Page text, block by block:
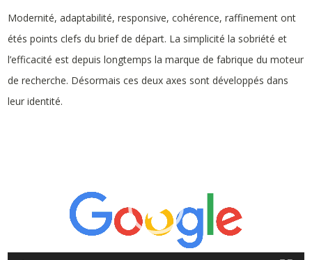
Modernité, adaptabilité, responsive, cohérence, raffinement ont
étés points clefs du brief de départ. La simplicité la sobriété et
l’efficacité est depuis longtemps la marque de fabrique du moteur
de recherche. Désormais ces deux axes sont développés dans
leur identité.